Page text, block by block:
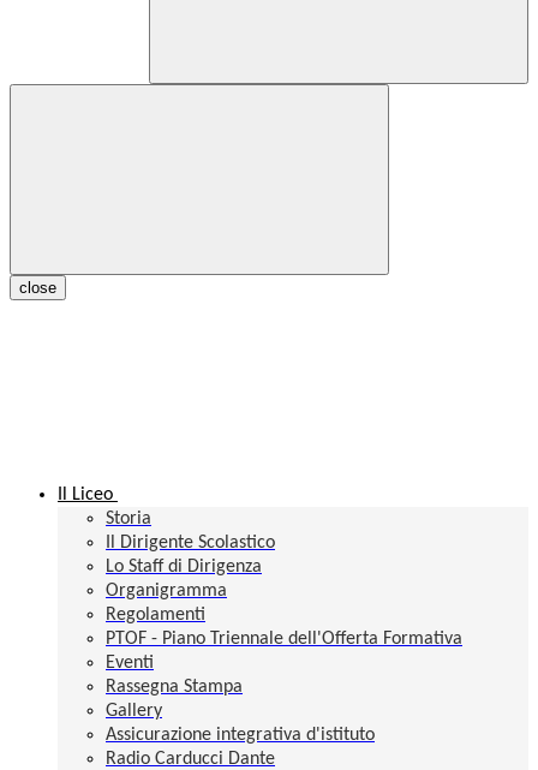
close
Il Liceo
Storia
Il Dirigente Scolastico
Lo Staff di Dirigenza
Organigramma
Regolamenti
PTOF - Piano Triennale dell'Offerta Formativa
Eventi
Rassegna Stampa
Gallery
Assicurazione integrativa d'istituto
Radio Carducci Dante